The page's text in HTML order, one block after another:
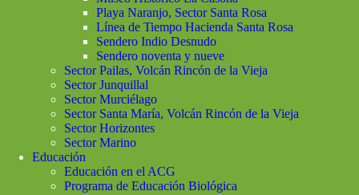
Playa Naranjo, Sector Santa Rosa
Línea de Tiempo Hacienda Santa Rosa
Sendero Indio Desnudo
Sendero noventa y nueve
Sector Pailas, Volcán Rincón de la Vieja
Sector Junquillal
Sector Murciélago
Sector Santa María, Volcán Rincón de la Vieja
Sector Horizontes
Sector Marino
Educación
Educación en el ACG
Programa de Educación Biológica